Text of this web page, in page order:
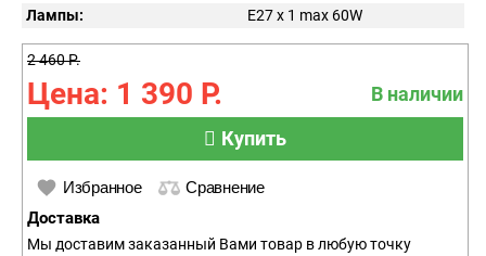
Лампы:
E27 x 1 max 60W
2 460 Р.
Цена: 1 390 Р.
В наличии
Купить
Избранное Сравнение
Доставка
Мы доставим заказанный Вами товар в любую точку